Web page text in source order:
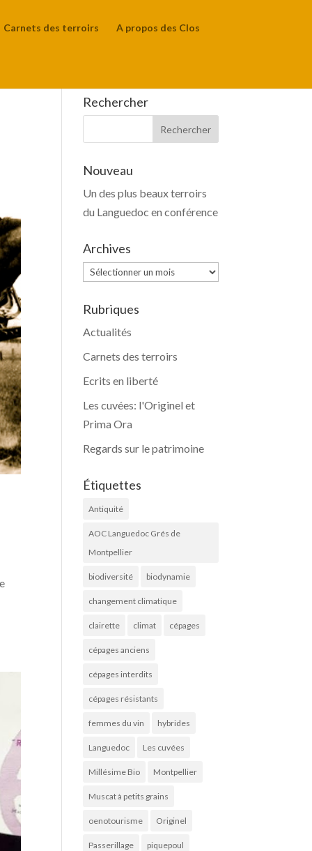
Carnets des terroirs A propos des Clos
Rechercher
Nouveau
Un des plus beaux terroirs
du Languedoc en conférence
Archives
Archives
Rubriques
Actualités
Carnets des terroirs
Ecrits en liberté
Les cuvées: l'Originel et
Prima Ora
Regards sur le patrimoine
Étiquettes
Antiquité
AOC Languedoc Grés de
Montpellier
biodiversité biodynamie
changement climatique
clairette climat cépages
cépages anciens
cépages interdits
cépages résistants
femmes du vin hybrides
Languedoc Les cuvées
Millésime Bio Montpellier
Muscat à petits grains
oenotourisme Originel
Passerillage piquepoul